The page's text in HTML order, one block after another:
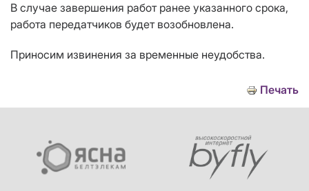
В случае завершения работ ранее указанного срока,
работа передатчиков будет возобновлена.
Приносим извинения за временные неудобства.
Печать